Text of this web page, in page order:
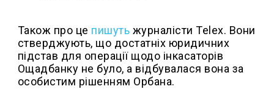
Також про це пишуть журналісти Telex. Вони
стверджують, що достатніх юридичних
підстав для операції щодо інкасаторів
Ощадбанку не було, а відбувалася вона за
особистим рішенням Орбана.